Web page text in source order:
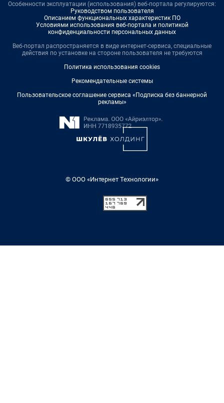
Особенности эксплуатации (использования) веб-портала регулируются:
Руководством пользователя
Описанием функциональных характеристик ПО
Условиями использования веб-портала и политикой
конфиденциальности персональных данных
Веб-портал распространяется в виде интернет-сервиса, специальные
действия по установке на стороне пользователя не требуются
Политика использования cookies
Рекомендательные системы
Пользовательское соглашение сервиса «Подписка без баннерной
рекламы»
© ООО «Интернет Технологии»